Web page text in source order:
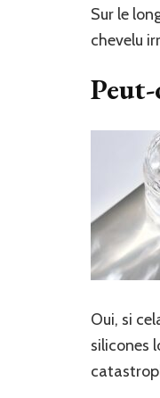
Sur le
chevelu
Oui, si
silicones